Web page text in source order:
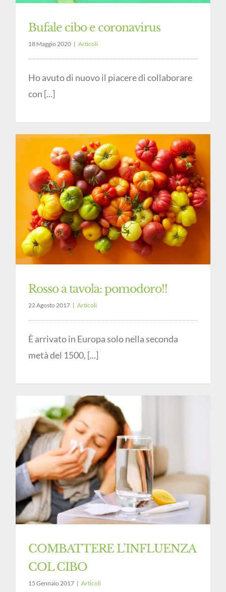
Bufale cibo e coronavirus
18 Maggio 2020 | Articoli
Ho avuto di nuovo il piacere di collaborare
con [...]
Rosso a tavola: pomodoro!!
22 Agosto 2017 | Articoli
È arrivato in Europa solo nella seconda
metà del 1500, [...]
COMBATTERE L’INFLUENZA
COL CIBO
15 Gennaio 2017 | Articoli